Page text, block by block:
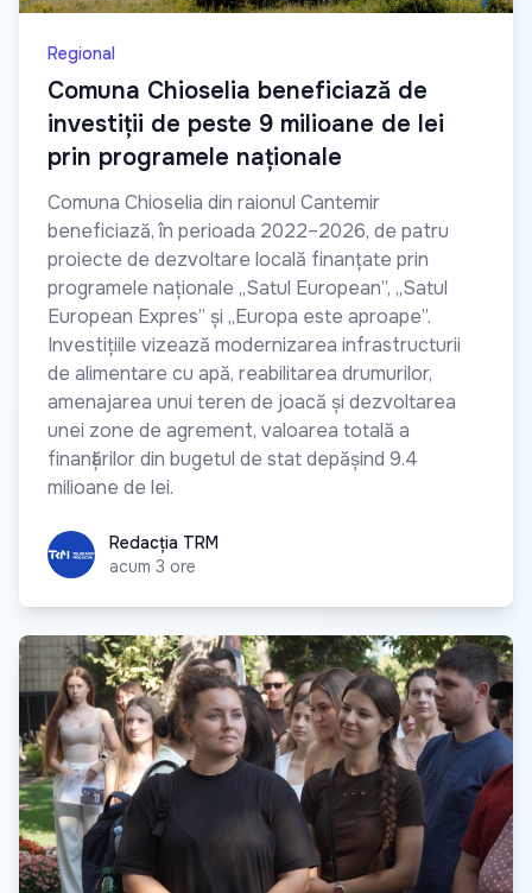
Regional
Comuna Chioselia beneficiază de
investiții de peste 9 milioane de lei
prin programele naționale
Comuna Chioselia din raionul Cantemir
beneficiază, în perioada 2022–2026, de patru
proiecte de dezvoltare locală finanțate prin
programele naționale „Satul European”, „Satul
European Expres” și „Europa este aproape”.
Investițiile vizează modernizarea infrastructurii
de alimentare cu apă, reabilitarea drumurilor,
amenajarea unui teren de joacă și dezvoltarea
unei zone de agrement, valoarea totală a
finanțărilor din bugetul de stat depășind 9.4
milioane de lei.
Redacția TRM
Redacția TRM
acum 3 ore